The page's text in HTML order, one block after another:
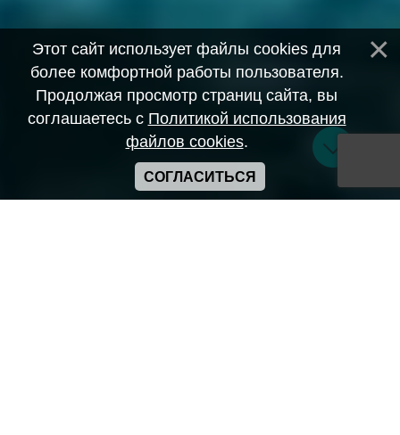
Этот сайт использует файлы cookies для
более комфортной работы пользователя.
Продолжая просмотр страниц сайта, вы
соглашаетесь с Политикой использования
файлов cookies.
СОГЛАСИТЬСЯ